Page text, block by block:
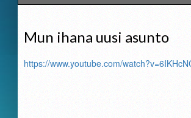
Mun ihana uusi asunto
https://www.youtube.com/